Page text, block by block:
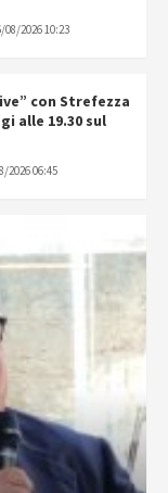
08/2026 10:23
con Strefezza
alle 19.30 sul
2026 06:45